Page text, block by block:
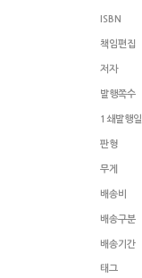
ISBN
책임편집
저자
발행쪽수
1쇄발행일
판형
무게
배송비
배송구분
배송기간
태그